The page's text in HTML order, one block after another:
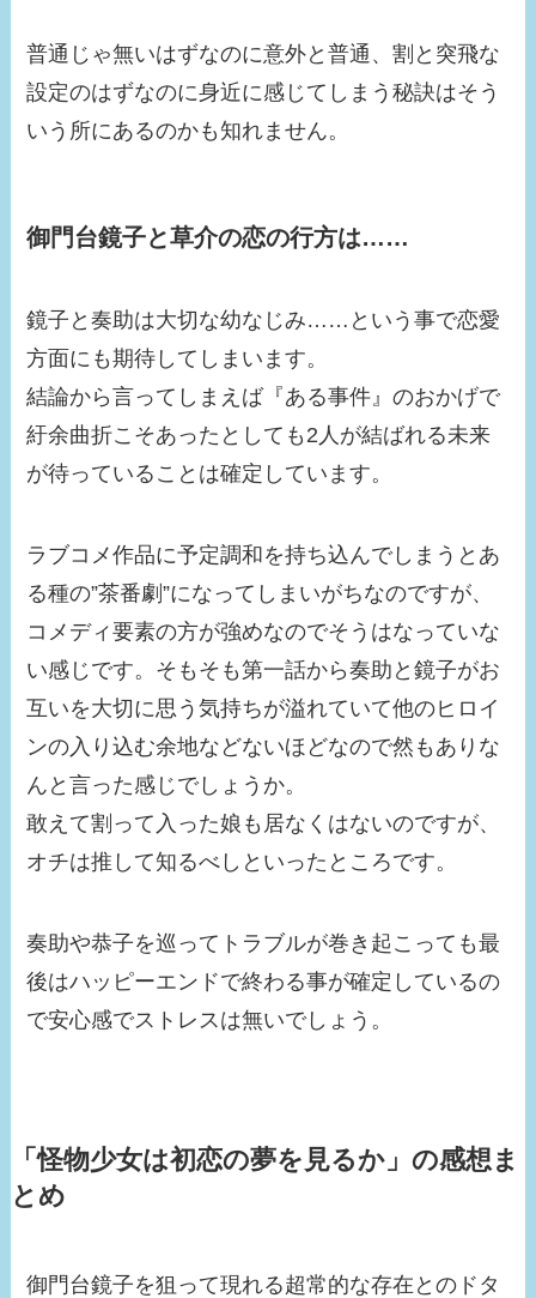
普通じゃ無いはずなのに意外と普通、割と突飛な
設定のはずなのに身近に感じてしまう秘訣はそう
いう所にあるのかも知れません。
御門台鏡子と草介の恋の行方は……
鏡子と奏助は大切な幼なじみ……という事で恋愛
方面にも期待してしまいます。
結論から言ってしまえば『ある事件』のおかげで
紆余曲折こそあったとしても2人が結ばれる未来
が待っていることは確定しています。
ラブコメ作品に予定調和を持ち込んでしまうとあ
る種の”茶番劇”になってしまいがちなのですが、
コメディ要素の方が強めなのでそうはなっていな
い感じです。そもそも第一話から奏助と鏡子がお
互いを大切に思う気持ちが溢れていて他のヒロイ
ンの入り込む余地などないほどなので然もありな
んと言った感じでしょうか。
敢えて割って入った娘も居なくはないのですが、
オチは推して知るべしといったところです。
奏助や恭子を巡ってトラブルが巻き起こっても最
後はハッピーエンドで終わる事が確定しているの
で安心感でストレスは無いでしょう。
「怪物少女は初恋の夢を見るか」の感想 ま
とめ
御門台鏡子を狙って現れる超常的な存在とのドタ